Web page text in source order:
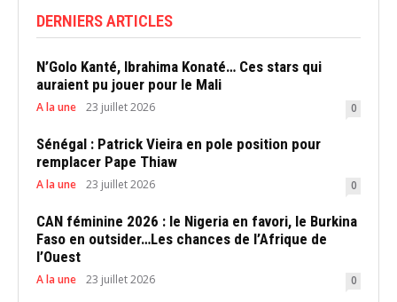
DERNIERS ARTICLES
N’Golo Kanté, Ibrahima Konaté… Ces stars qui
auraient pu jouer pour le Mali
A la une 23 juillet 2026 0
Sénégal : Patrick Vieira en pole position pour
remplacer Pape Thiaw
A la une 23 juillet 2026 0
CAN féminine 2026 : le Nigeria en favori, le Burkina
Faso en outsider…Les chances de l’Afrique de
l’Ouest
A la une 23 juillet 2026 0